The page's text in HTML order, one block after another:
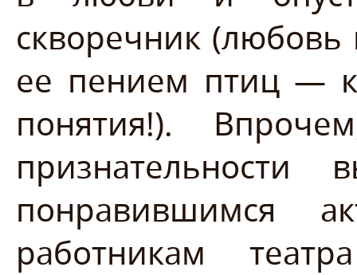
скворечник
ее пением птиц —
понятия!).
понравившимся
работникам